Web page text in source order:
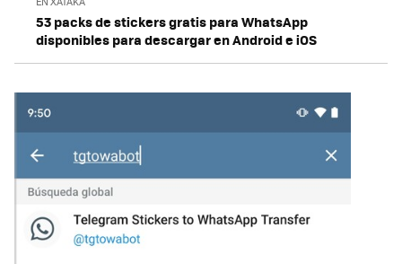
53 packs de stickers gratis para WhatsApp
disponibles para descargar en Android e iOS